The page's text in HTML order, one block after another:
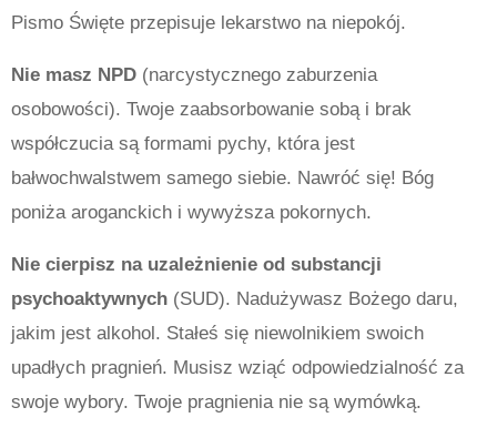
Pismo Święte przepisuje lekarstwo na niepokój.
Nie masz NPD (narcystycznego zaburzenia
osobowości). Twoje zaabsorbowanie sobą i brak
współczucia są formami pychy, która jest
bałwochwalstwem samego siebie. Nawróć się! Bóg
poniża aroganckich i wywyższa pokornych.
Nie cierpisz na uzależnienie od substancji
psychoaktywnych (SUD). Nadużywasz Bożego daru,
jakim jest alkohol. Stałeś się niewolnikiem swoich
upadłych pragnień. Musisz wziąć odpowiedzialność za
swoje wybory. Twoje pragnienia nie są wymówką.